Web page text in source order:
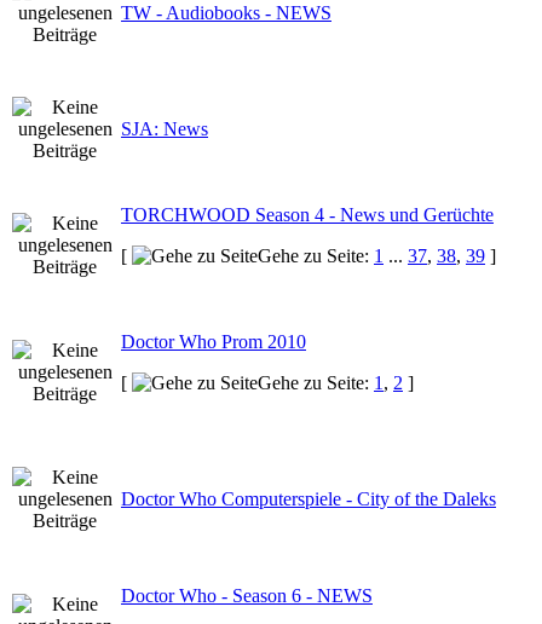
TW - Audiobooks - NEWS
SJA: News
TORCHWOOD Season 4 - News und Gerüchte
[
Gehe zu Seite: 1 ... 37, 38, 39 ]
Doctor Who Prom 2010
[
Gehe zu Seite: 1 , 2 ]
Doctor Who Computerspiele - City of the Daleks
Doctor Who - Season 6 - NEWS